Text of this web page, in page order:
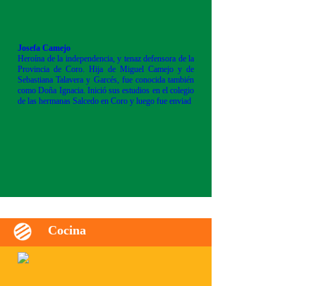
Josefa Camejo
Heroína de la independencia, y tenaz defensora de la
Provincia de Coro. Hija de Miguel Camejo y de
Sebastiana Talavera y Garcés, fue conocida también
como Doña Ignacia. Inició sus estudios en el colegio
de las hermanas Salcedo en Coro y luego fue enviad
Cocina